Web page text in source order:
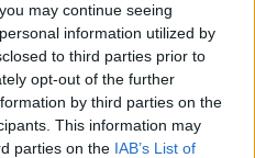
may continue seeing
information utilized by
to third parties prior to
opt-out of the further
by third parties on the
This information may
parties on the IAB’s List of